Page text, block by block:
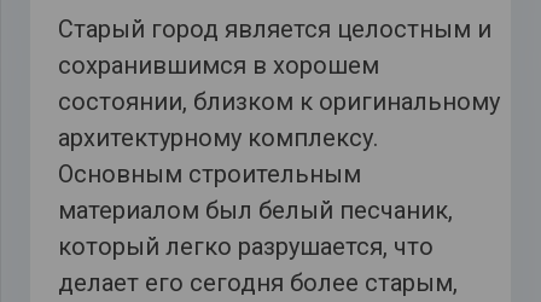
Старый город является целостным и
сохранившимся в хорошем
состоянии, близком к оригинальному
архитектурному комплексу.
Основным строительным
материалом был белый песчаник,
который легко разрушается, что
делает его сегодня более старым,